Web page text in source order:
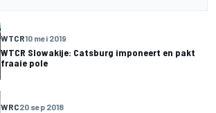
WTCR10 mei 2019
WTCR Slowakije: Catsburg imponeert en pakt
fraaie pole
WRC20 sep 2018